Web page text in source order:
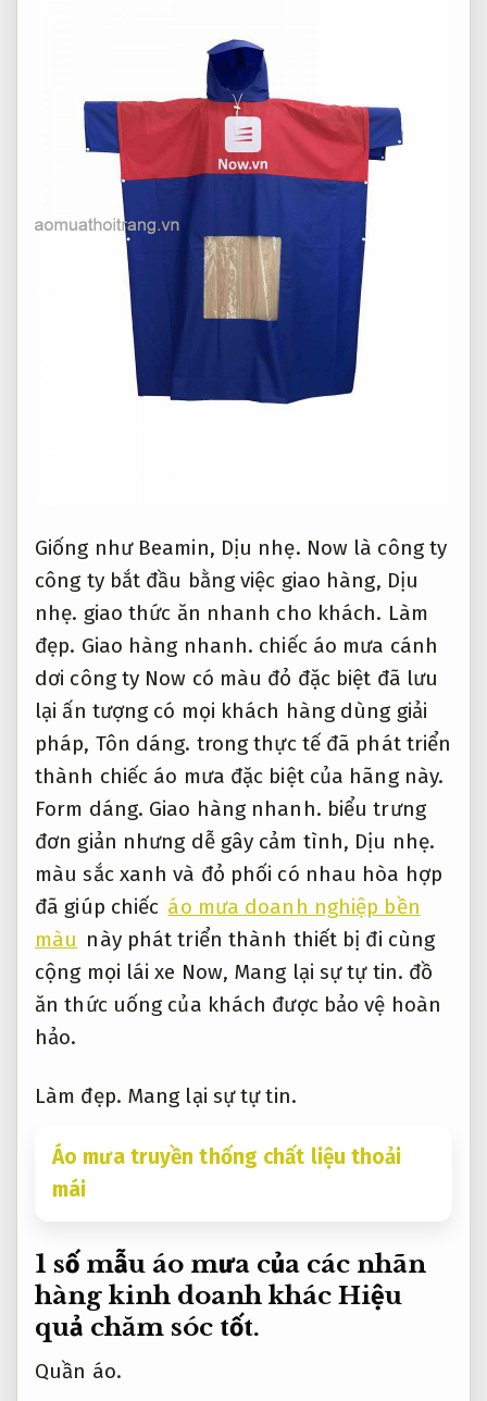
Giống như Beamin, Dịu nhẹ. Now là công ty
công ty bắt đầu bằng việc giao hàng, Dịu
nhẹ. giao thức ăn nhanh cho khách. Làm
đẹp. Giao hàng nhanh. chiếc áo mưa cánh
dơi công ty Now có màu đỏ đặc biệt đã lưu
lại ấn tượng có mọi khách hàng dùng giải
pháp, Tôn dáng. trong thực tế đã phát triển
thành chiếc áo mưa đặc biệt của hãng này.
Form dáng. Giao hàng nhanh. biểu trưng
đơn giản nhưng dễ gây cảm tình, Dịu nhẹ.
màu sắc xanh và đỏ phối có nhau hòa hợp
đã giúp chiếc áo mưa doanh nghiệp bền
màu này phát triển thành thiết bị đi cùng
cộng mọi lái xe Now, Mang lại sự tự tin. đồ
ăn thức uống của khách được bảo vệ hoàn
hảo.
Làm đẹp. Mang lại sự tự tin.
Áo mưa truyền thống chất liệu thoải
mái
1 số mẫu áo mưa của các nhãn
hàng kinh doanh khác Hiệu
quả chăm sóc tốt.
Quần áo.